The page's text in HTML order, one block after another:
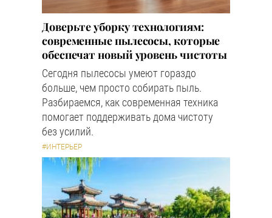
Доверьте уборку технологиям:
современные пылесосы, которые
обеспечат новый уровень чистоты
Сегодня пылесосы умеют гораздо
больше, чем просто собирать пыль.
Разбираемся, как современная техника
помогает поддерживать дома чистоту
без усилий.
#ИНТЕРЬЕР